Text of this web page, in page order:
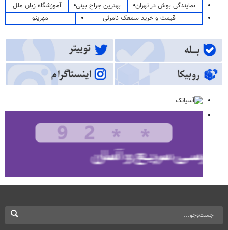
نمایندگی بوش در تهران
بهترین جراح بینی
آموزشگاه زبان ملل
قیمت و خرید سمعک نامرئی
مهرینو